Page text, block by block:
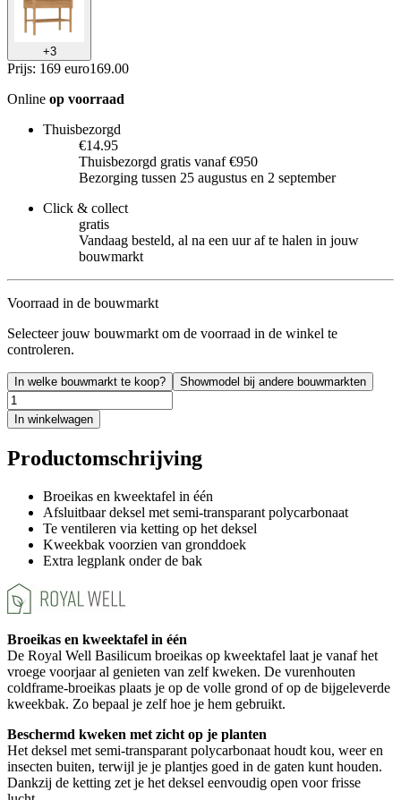
+3
Prijs: 169 euro169.00
Online op voorraad
Thuisbezorgd
€14.95
Thuisbezorgd gratis vanaf €950
Bezorging tussen 25 augustus en 2 september
Click & collect
gratis
Vandaag besteld, al na een uur af te halen in jouw
bouwmarkt
Voorraad in de bouwmarkt
Selecteer jouw bouwmarkt om de voorraad in de winkel te
controleren.
In welke bouwmarkt te koop? Showmodel bij andere bouwmarkten
In winkelwagen
Productomschrijving
Broeikas en kweektafel in één
Afsluitbaar deksel met semi-transparant polycarbonaat
Te ventileren via ketting op het deksel
Kweekbak voorzien van gronddoek
Extra legplank onder de bak
Broeikas en kweektafel in één
De Royal Well Basilicum broeikas op kweektafel laat je vanaf het
vroege voorjaar al genieten van zelf kweken. De vurenhouten
coldframe-broeikas plaats je op de volle grond of op de bijgeleverde
kweekbak. Zo bepaal je zelf hoe je hem gebruikt.
Beschermd kweken met zicht op je planten
Het deksel met semi-transparant polycarbonaat houdt kou, weer en
insecten buiten, terwijl je je plantjes goed in de gaten kunt houden.
Dankzij de ketting zet je het deksel eenvoudig open voor frisse